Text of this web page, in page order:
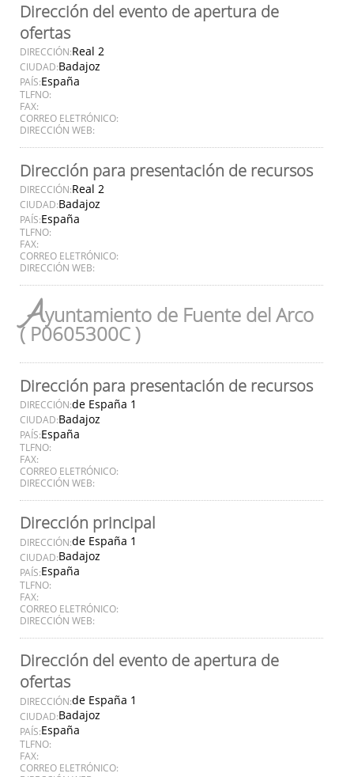
Dirección del evento de apertura de
ofertas
DIRECCIÓN:Real 2
CIUDAD:Badajoz
PAÍS:España
TLFNO:
FAX:
CORREO ELETRÓNICO:
DIRECCIÓN WEB:
Dirección para presentación de recursos
DIRECCIÓN:Real 2
CIUDAD:Badajoz
PAÍS:España
TLFNO:
FAX:
CORREO ELETRÓNICO:
DIRECCIÓN WEB:
Ayuntamiento de Fuente del Arco
( P0605300C )
Dirección para presentación de recursos
DIRECCIÓN:de España 1
CIUDAD:Badajoz
PAÍS:España
TLFNO:
FAX:
CORREO ELETRÓNICO:
DIRECCIÓN WEB:
Dirección principal
DIRECCIÓN:de España 1
CIUDAD:Badajoz
PAÍS:España
TLFNO:
FAX:
CORREO ELETRÓNICO:
DIRECCIÓN WEB:
Dirección del evento de apertura de
ofertas
DIRECCIÓN:de España 1
CIUDAD:Badajoz
PAÍS:España
TLFNO:
FAX:
CORREO ELETRÓNICO: